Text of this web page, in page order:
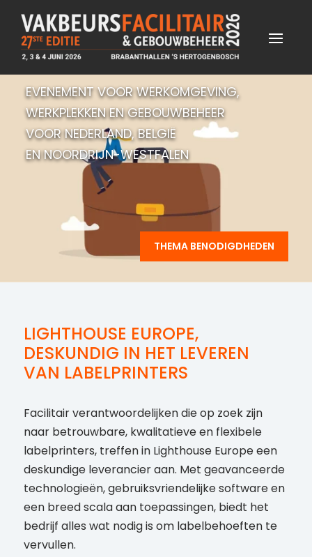
EVENEMENT VOOR WERKOMGEVING,
WERKPLEKKEN EN GEBOUWBEHEER
VOOR NEDERLAND, BELGIË
EN NOORDRIJN-WESTFALEN
THEMA BENODIGDHEDEN
LIGHTHOUSE EUROPE,
DESKUNDIG IN HET LEVEREN
VAN LABELPRINTERS
Facilitair verantwoordelijken die op zoek zijn
naar betrouwbare, kwalitatieve en flexibele
labelprinters, treffen in Lighthouse Europe een
deskundige leverancier aan. Met geavanceerde
technologieën, gebruiksvriendelijke software en
een breed scala aan toepassingen, biedt het
bedrijf alles wat nodig is om labelbehoeften te
vervullen.